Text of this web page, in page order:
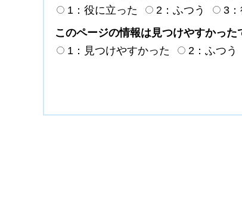
1：役に立った
2：ふつう
3
このページの情報は見つけやすかった
1：見つけやすかった
2：ふつう